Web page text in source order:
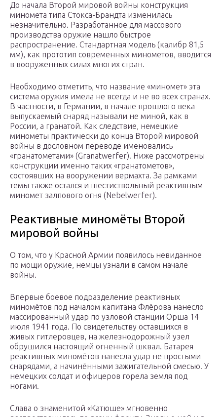
До начала Второй мировой войны конструкция
миномета типа Стокса-Брандта изменилась
незначительно. Разработанное для массового
производства оружие нашло быстрое
распространение. Стандартная модель (калибр 81,5
мм), как прототип современных минометов, вводится
в вооруженных силах многих стран.
Необходимо отметить, что название «миномет» эта
система оружия имела не всегда и не во всех странах.
В частности, в Германии, в начале прошлого века
выпускаемый снаряд называли не миной, как в
России, а гранатой. Как следствие, немецкие
минометы практически до конца Второй мировой
войны в дословном переводе именовались
«гранатометами» (Granatwerfer). Ниже рассмотрены
конструкции именно таких «гранатометов»,
состоявших на вооружении вермахта. За рамками
темы также остался и шестиствольный реактивным
миномет залпового огня (Nebelwerfer).
Реактивные миномёты Второй
мировой войны
О том, что у Красной Армии появилось невиданное
по мощи оружие, немцы узнали в самом начале
войны.
Впервые боевое подразделение реактивных
миномётов под началом капитана Флёрова нанесло
массированный удар по узловой станции Орша 14
июля 1941 года. По свидетельству оставшихся в
живых гитлеровцев, на железнодорожный узел
обрушился настоящий огненный шквал. Батарея
реактивных миномётов нанесла удар не простыми
снарядами, а начинёнными зажигательной смесью. У
немецких солдат и офицеров горела земля под
ногами.
Слава о знаменитой «Катюше» мгновенно